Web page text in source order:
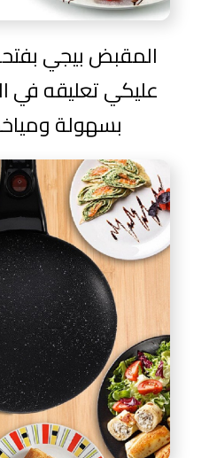
المقبض بيجي
عليكي تعليقه في
بسهولة